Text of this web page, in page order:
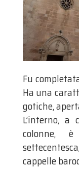
Fu
Ha una
gotiche,
L’interno,
colonne,
cappelle